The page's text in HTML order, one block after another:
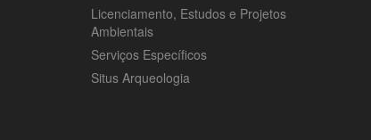
Licenciamento, Estudos e Projetos
Ambientais
Serviços Específicos
Situs Arqueologia